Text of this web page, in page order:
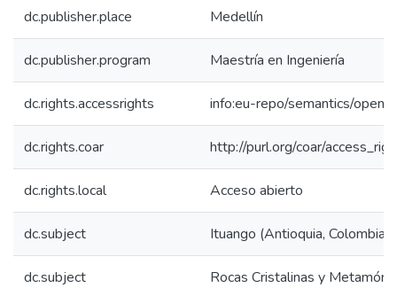
dc.publisher.place Medellín
dc.publisher.program Maestría en Ingeniería
dc.rights.accessrights info:eu-repo/semantics/
dc.rights.coar http://purl.org/coar/
dc.rights.local Acceso abierto
dc.subject Ituango (Antioquia, Colombia)
dc.subject Rocas Cristalinas y